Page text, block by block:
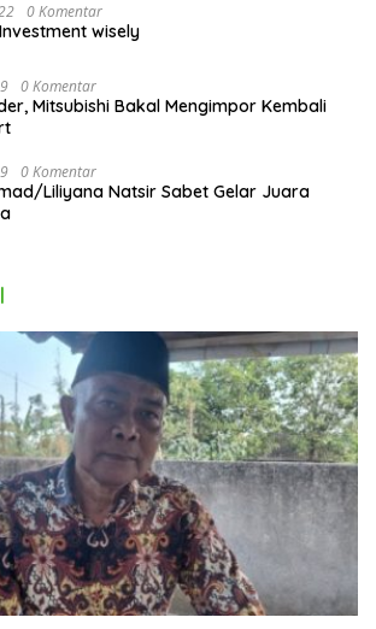
0 Komentar
wisely
0 Komentar
Mitsubishi Bakal Mengimpor Kembali
0 Komentar
Liliyana Natsir Sabet Gelar Juara